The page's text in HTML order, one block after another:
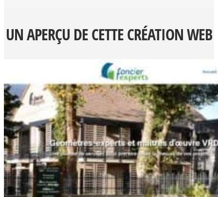
UN APERÇU DE CETTE CRÉATION WEB